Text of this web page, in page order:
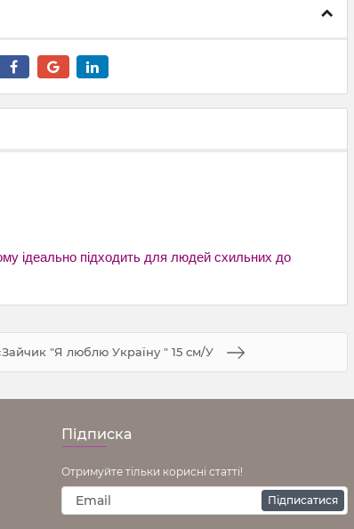
ідеально підходить для людей схильних до
"Я люблю Україну " 15 см/У
Підписка
Отримуйте тільки корисні статті!
Підписатися